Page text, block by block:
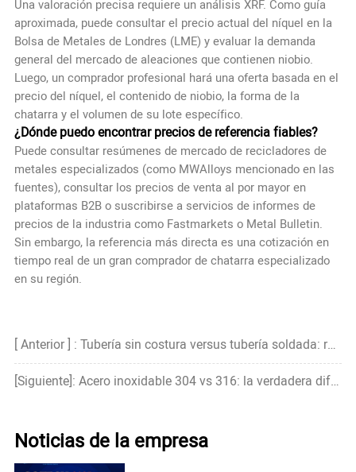
Una valoración precisa requiere un análisis XRF. Como guía
aproximada, puede consultar el precio actual del níquel en la
Bolsa de Metales de Londres (LME) y evaluar la demanda
general del mercado de aleaciones que contienen niobio.
Luego, un comprador profesional hará una oferta basada en el
precio del níquel, el contenido de niobio, la forma de la
chatarra y el volumen de su lote específico.
¿Dónde puedo encontrar precios de referencia fiables?
Puede consultar resúmenes de mercado de recicladores de
metales especializados (como MWAlloys mencionado en las
fuentes), consultar los precios de venta al por mayor en
plataformas B2B o suscribirse a servicios de informes de
precios de la industria como Fastmarkets o Metal Bulletin.
Sin embargo, la referencia más directa es una cotización en
tiempo real de un gran comprador de chatarra especializado
en su región.
[ Anterior ] : Tubería sin costura versus tubería soldada: resistencia, precio y cuál es más fuerte
[Siguiente]: Acero inoxidable 304 vs 316: la verdadera diferencia que la mayoría de la gente pasa por alto
Noticias de la empresa